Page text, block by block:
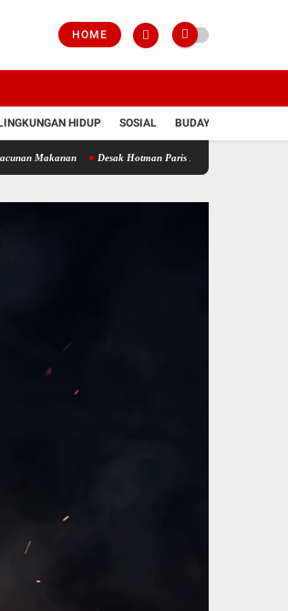
HOME
HIDUP SOSIAL BUDAYA
Desak Hotman Paris Minta Maaf Terbuka, Ketua APJI